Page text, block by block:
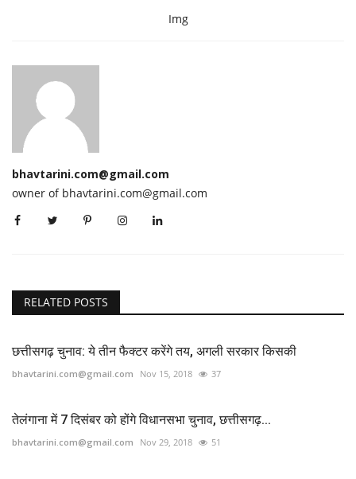
Img
bhavtarini.com@gmail.com
owner of bhavtarini.com@gmail.com
RELATED POSTS
छत्तीसगढ़ चुनाव: ये तीन फैक्टर करेंगे तय, अगली सरकार किसकी
bhavtarini.com@gmail.com Nov 15, 2018 37
तेलंगाना में 7 दिसंबर को होंगे विधानसभा चुनाव, छत्तीसगढ़...
bhavtarini.com@gmail.com Nov 29, 2018 51